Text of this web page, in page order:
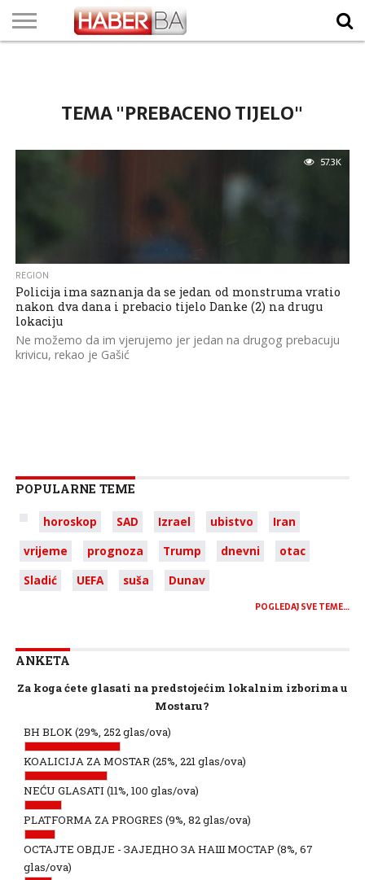
TEMA "PREBACENO TIJELO"
57.3K
REGION
Policija ima saznanja da se jedan od monstruma vratio
nakon dva dana i prebacio tijelo Danke (2) na drugu
lokaciju
Ne možemo da im vjerujemo jer jedan na drugog prebacuju
krivicu, rekao je Gašić
POPULARNE TEME
horoskop SAD Izrael ubistvo
Iran
vrijeme
prognoza Trump dnevni
otac
Sladić
UEFA suša Dunav
POGLEDAJ SVE TEME…
ANKETA
Za koga ćete glasati na predstojećim lokalnim izborima u
Mostaru?
BH BLOK(29%, 252 glas/ova)
KOALICIJA ZA MOSTAR(25%, 221 glas/ova)
NEĆU GLASATI (11%, 100 glas/ova)
PLATFORMA ZA PROGRES (9%, 82 glas/ova)
ОСТАЈТЕ ОВДЈЕ - ЗАЈЕДНО ЗА НАШ МОСТАР (8%, 67
glas/ova)